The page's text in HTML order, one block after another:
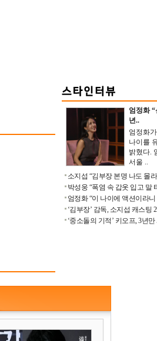
엄정화 “
년..
엄정화
나이를
밝혔다.
서울 ..
소지섭 “김부장 본명 나도 몰
박성웅 “폭염 속 갑옷 입고 말
엄정화 “이 나이에 액션이라
‘김부장’ 감독, 소지섭 캐스팅
‘중소돌의 기적’ 키오프, 3년만